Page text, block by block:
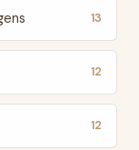
13
12
12